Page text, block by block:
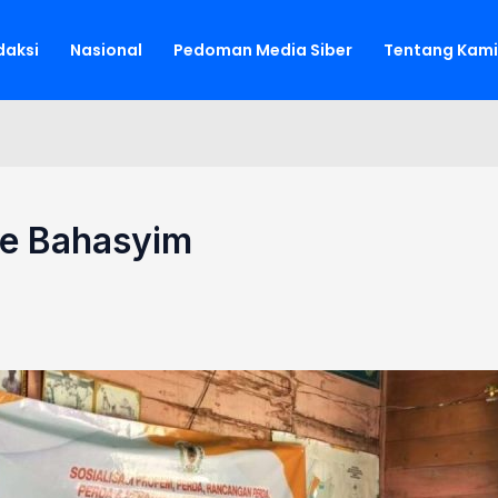
Nasional Pedoman Media Siber Tentang Kami
Bahasyim